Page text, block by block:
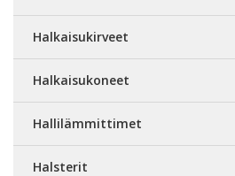
Halkaisukirveet
Halkaisukoneet
Hallilämmittimet
Halsterit